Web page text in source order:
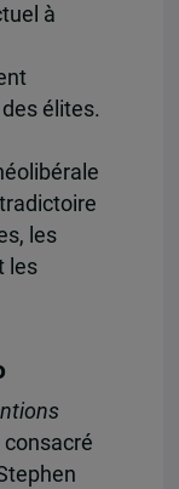
à
élites.
les
les